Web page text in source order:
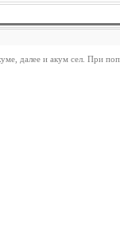
далее и акум сел. При